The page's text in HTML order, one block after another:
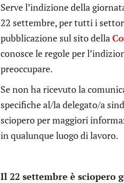
Serve l’indizione della
22 settembre, per tutti i
pubblicazione sul sito della
conosce le regole per
preoccupare.
Se non ha ricevuto la
specifiche al/la delegato/a
sciopero per maggiori
in qualunque luogo di lavoro.
Il 22 settembre è sciopero